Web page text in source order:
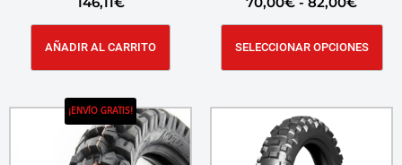
AÑADIR AL CARRITO SELECCIONAR OPCIONES
¡ENVÍO GRATIS!